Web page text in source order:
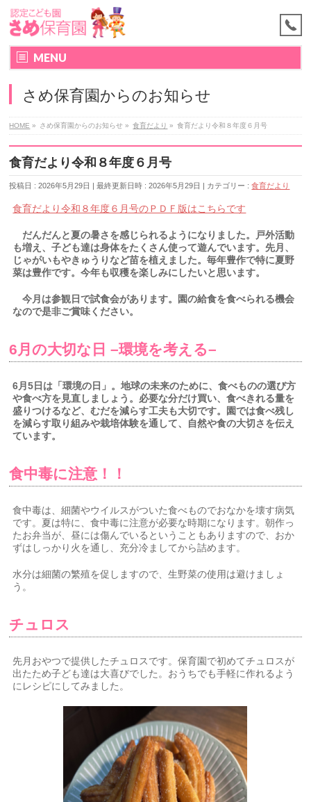
MENU
さめ保育園からのお知らせ
HOME » さめ保育園からのお知らせ » 食育だより » 食育だより令和８年度６月号
食育だより令和８年度６月号
投稿日 : 2026年5月29日 最終更新日時 : 2026年5月29日 カテゴリー :食育だより
食育だより令和８年度６月号のＰＤＦ版はこちらです
だんだんと夏の暑さを感じられるようになりました。戸外活動
も増え、子ども達は身体をたくさん使って遊んでいます。先月、
じゃがいもやきゅうりなど苗を植えました。毎年豊作で特に夏野
菜は豊作です。今年も収穫を楽しみにしたいと思います。
今月は参観日で試食会があります。園の給食を食べられる機会
なので是非ご賞味ください。
6 月の大切な日 –環境を考える–
6月5日は「環境の日」。地球の未来のために、食べものの選び方
や食べ方を見直しましょう。必要な分だけ買い、食べきれる量を
盛りつけるなど、むだを減らす工夫も大切です。園では食べ残し
を減らす取り組みや栽培体験を通して、自然や食の大切さを伝え
ています。
食中毒に注意！！
食中毒は、細菌やウイルスがついた食べものでおなかを壊す病気
です。夏は特に、食中毒に注意が必要な時期になります。朝作っ
たお弁当が、昼には傷んでいるということもありますので、おか
ずはしっかり火を通し、充分冷ましてから詰めます。
水分は細菌の繁殖を促しますので、生野菜の使用は避けましょ
う。
チュロス
先月おやつで提供したチュロスです。保育園で初めてチュロスが
出たため子ども達は大喜びでした。おうちでも手軽に作れるよう
にレシピにしてみました。